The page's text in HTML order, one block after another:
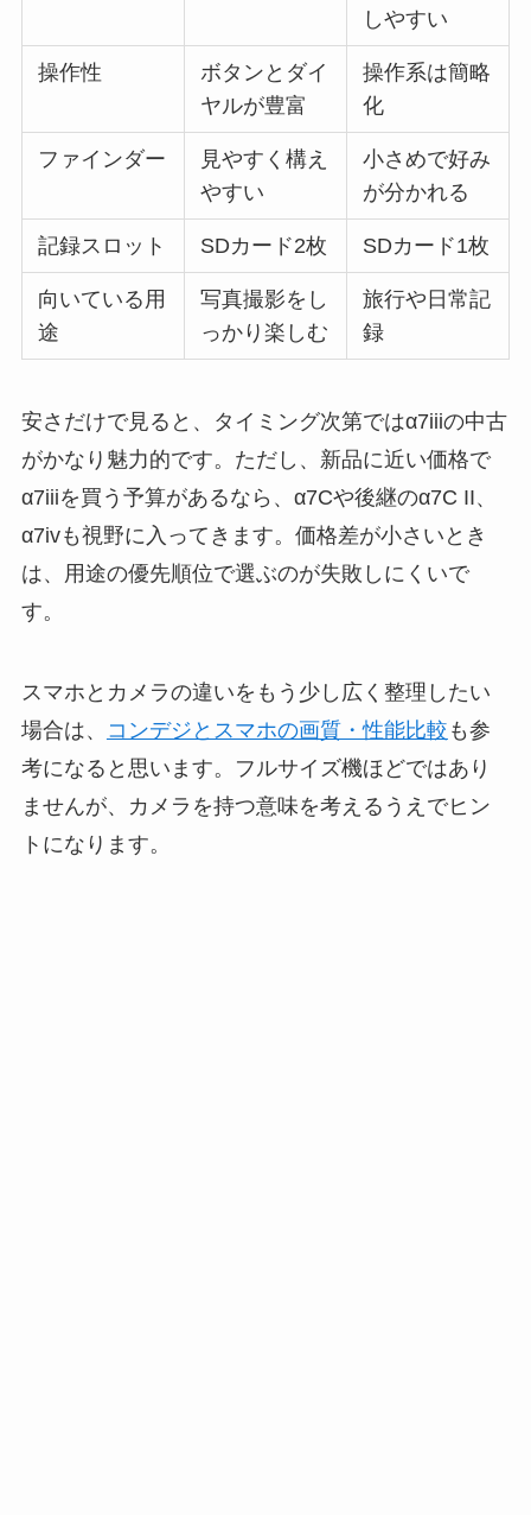
しやすい
操作性
ボタンとダイ
ヤルが豊富
操作系は簡略
化
ファインダー
見やすく構え
やすい
小さめで好み
が分かれる
記録スロット SDカード2枚 SDカード1枚
向いている用
途
写真撮影をし
っかり楽しむ
旅行や日常記
録
安さだけで見ると、タイミング次第ではα7iiiの中古
がかなり魅力的です。ただし、新品に近い価格で
α7iiiを買う予算があるなら、α7Cや後継のα7C II、
α7ivも視野に入ってきます。価格差が小さいとき
は、用途の優先順位で選ぶのが失敗しにくいで
す。
スマホとカメラの違いをもう少し広く整理したい
場合は、
コンデジとスマホの画質・性能比較 も参
考になると思います。フルサイズ機ほどではあり
ませんが、カメラを持つ意味を考えるうえでヒン
トになります。